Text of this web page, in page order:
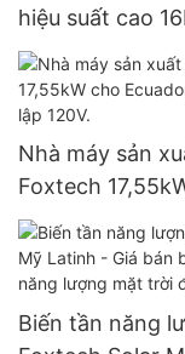
hiệu suất cao
watt, 630 watt,
Nhà máy sản
Foxtech
Colombia, hệ
Biến tần năng